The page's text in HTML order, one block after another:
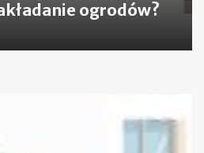
ogrodów?